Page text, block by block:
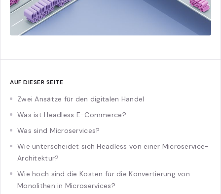
AUF DIESER SEITE
Zwei Ansätze für den digitalen Handel
Was ist Headless E-Commerce?
Was sind Microservices?
Wie unterscheidet sich Headless von einer Microservice-
Architektur?
Wie hoch sind die Kosten für die Konvertierung von
Monolithen in Microservices?